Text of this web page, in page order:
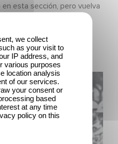
esta sección, pero vuelva
we collect
as your visit to
IP address, and
various purposes
location analysis
of our services.
your consent or
based
at any time
policy on this